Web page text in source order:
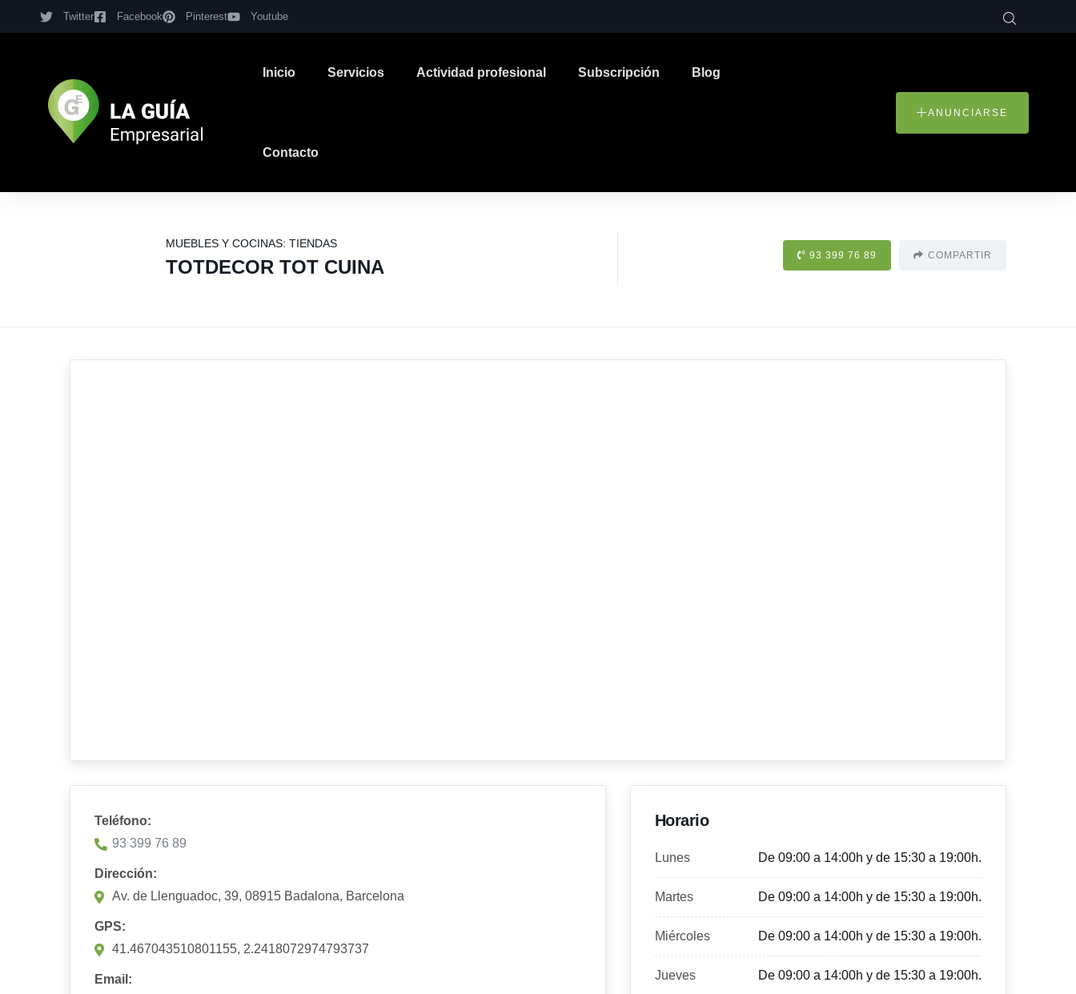
Twitter Facebook Pinterest Youtube
Inicio Servicios Actividad profesional Subscripción Blog
Contacto
ANUNCIARSE
MUEBLES Y COCINAS: TIENDAS
TOTDECOR TOT CUINA
93 399 76 89 COMPARTIR
Teléfono:
93 399 76 89
Dirección:
Av. de Llenguadoc, 39, 08915 Badalona, Barcelona
GPS:
41.467043510801155, 2.2418072974793737
Email:
Horario
Lunes De 09:00 a 14:00h y de 15:30 a 19:00h.
Martes De 09:00 a 14:00h y de 15:30 a 19:00h.
Miércoles De 09:00 a 14:00h y de 15:30 a 19:00h.
Jueves De 09:00 a 14:00h y de 15:30 a 19:00h.